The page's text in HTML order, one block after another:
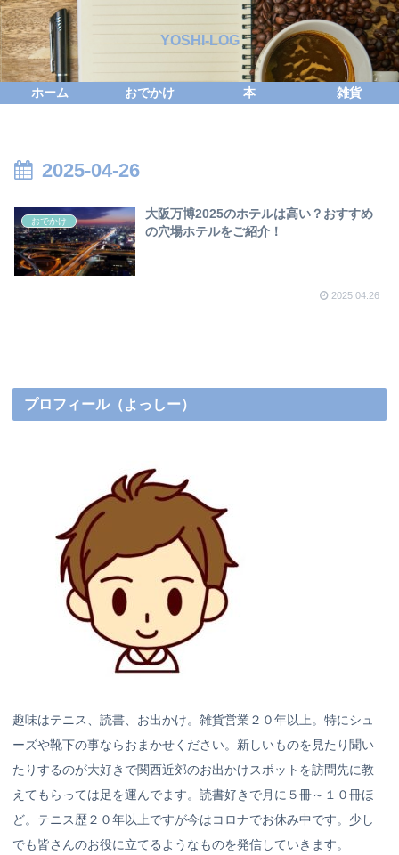
YOSHI-LOG
ホーム おでかけ 本 雑貨
2025-04-26
おでかけ
大阪万博2025のホテルは高い？おすすめ
の穴場ホテルをご紹介！
2025.04.26
プロフィール（よっしー）
趣味はテニス、読書、お出かけ。雑貨営業２０年以上。特にシュ
ーズや靴下の事ならおまかせください。新しいものを見たり聞い
たりするのが大好きで関西近郊のお出かけスポットを訪問先に教
えてもらっては足を運んでます。読書好きで月に５冊～１０冊ほ
ど。テニス歴２０年以上ですが今はコロナでお休み中です。少し
でも皆さんのお役に立てるようなものを発信していきます。